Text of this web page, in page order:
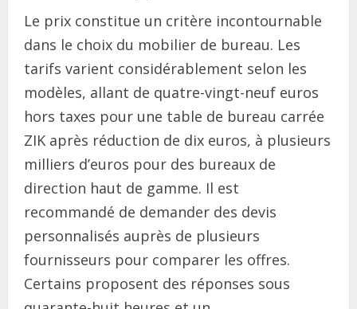
Le prix constitue un critère incontournable
dans le choix du mobilier de bureau. Les
tarifs varient considérablement selon les
modèles, allant de quatre-vingt-neuf euros
hors taxes pour une table de bureau carrée
ZIK après réduction de dix euros, à plusieurs
milliers d’euros pour des bureaux de
direction haut de gamme. Il est
recommandé de demander des devis
personnalisés auprès de plusieurs
fournisseurs pour comparer les offres.
Certains proposent des réponses sous